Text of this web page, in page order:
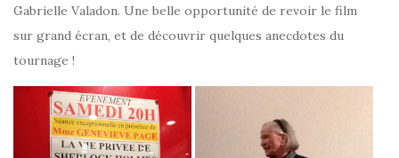
Gabrielle Valadon. Une belle opportunité de revoir le film
sur grand écran, et de découvrir quelques anecdotes du
tournage !